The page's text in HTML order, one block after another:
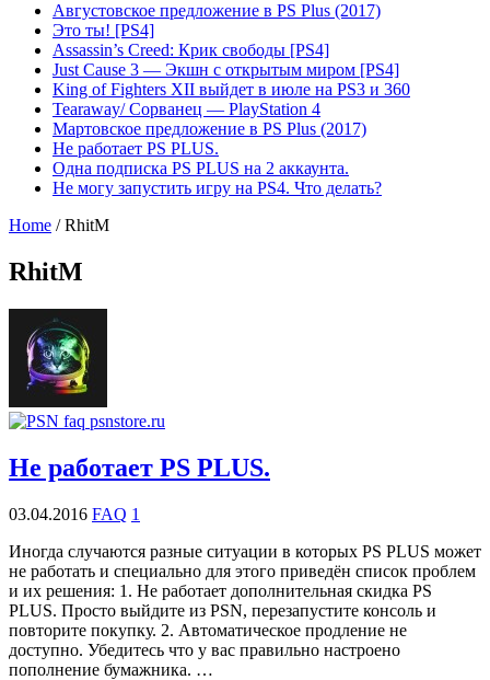
Августовское предложение в PS Plus (2017)
Это ты! [PS4]
Assassin’s Creed: Крик свободы [PS4]
Just Cause 3 — Экшн с открытым миром [PS4]
King of Fighters XII выйдет в июле на PS3 и 360
Tearaway/ Сорванец — PlayStation 4
Мартовское предложение в PS Plus (2017)
Не работает PS PLUS.
Одна подписка PS PLUS на 2 аккаунта.
Не могу запустить игру на PS4. Что делать?
Home / RhitM
RhitM
Не работает PS PLUS.
03.04.2016 FAQ 1
Иногда случаются разные ситуации в которых PS PLUS может
не работать и специально для этого приведён список проблем
и их решения: 1. Не работает дополнительная скидка PS
PLUS. Просто выйдите из PSN, перезапустите консоль и
повторите покупку. 2. Автоматическое продление не
доступно. Убедитесь что у вас правильно настроено
пополнение бумажника. …